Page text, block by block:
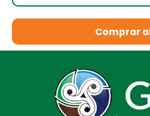
Comprar